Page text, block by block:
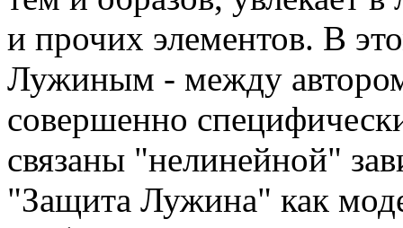
и прочих элементов. В
Лужиным - между
совершенно
связаны "нелинейной"
"Защита Лужина" как